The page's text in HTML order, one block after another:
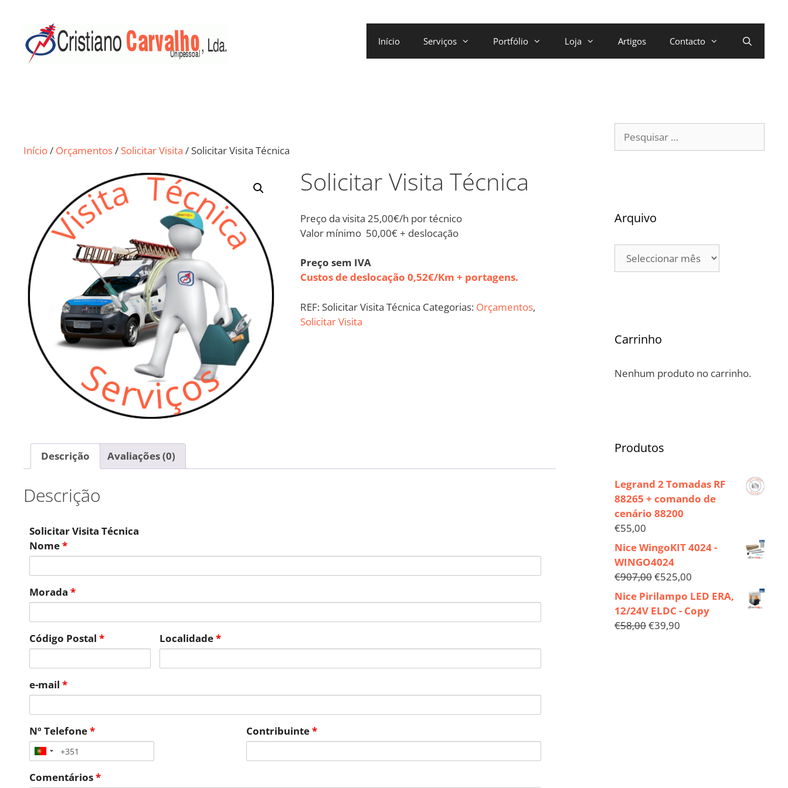
Início Serviços Portfólio Loja Artigos Contacto
Início/ Orçamentos/ Solicitar Visita / Solicitar Visita Técnica
Solicitar Visita Técnica
Preço da visita 25,00€/h por técnico
Valor mínimo 50,00€ + deslocação
Preço sem IVA
Custos de deslocação 0,52€/Km + portagens.
REF: Solicitar Visita Técnica Categorias: Orçamentos,
Solicitar Visita
Descrição Avaliações (0)
Descrição
Solicitar Visita Técnica
Nome*
Morada *
Código Postal * Localidade*
e-mail *
Nº Telefone* Contribuinte*
Comentários*
Arquivo
Carrinho
Nenhum produto no carrinho.
Produtos
Legrand 2 Tomadas RF
88265 + comando de
cenário 88200
€55,00
Nice WingoKIT 4024 -
WINGO4024
€907,00€525,00
Nice Pirilampo LED ERA,
12/24V ELDC - Copy
€58,00€39,90